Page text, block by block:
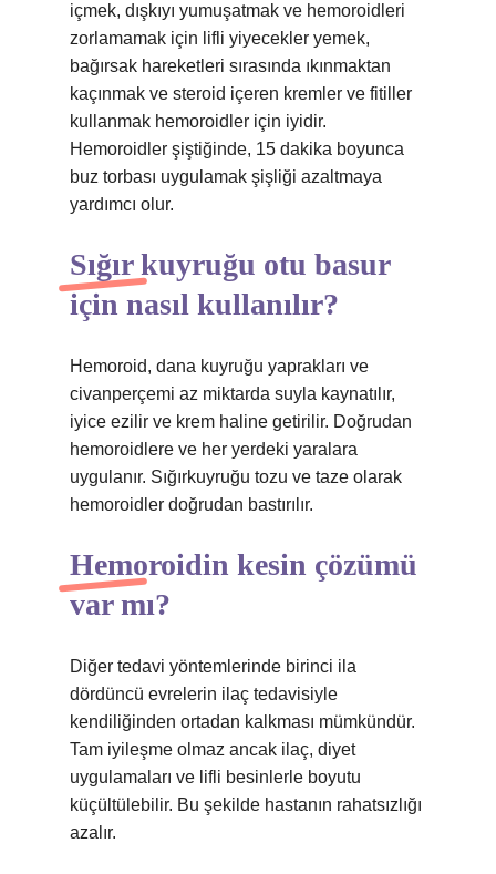
içmek, dışkıyı yumuşatmak ve hemoroidleri
zorlamamak için lifli yiyecekler yemek,
bağırsak hareketleri sırasında ıkınmaktan
kaçınmak ve steroid içeren kremler ve fitiller
kullanmak hemoroidler için iyidir.
Hemoroidler şiştiğinde, 15 dakika boyunca
buz torbası uygulamak şişliği azaltmaya
yardımcı olur.
Sığır kuyruğu otu basur
için nasıl kullanılır?
Hemoroid, dana kuyruğu yaprakları ve
civanperçemi az miktarda suyla kaynatılır,
iyice ezilir ve krem ​​haline getirilir. Doğrudan
hemoroidlere ve her yerdeki yaralara
uygulanır. Sığırkuyruğu tozu ve taze olarak
hemoroidler doğrudan bastırılır.
Hemoroidin kesin çözümü
var mı?
Diğer tedavi yöntemlerinde birinci ila
dördüncü evrelerin ilaç tedavisiyle
kendiliğinden ortadan kalkması mümkündür.
Tam iyileşme olmaz ancak ilaç, diyet
uygulamaları ve lifli besinlerle boyutu
küçültülebilir. Bu şekilde hastanın rahatsızlığı
azalır.